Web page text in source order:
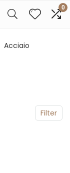
0
‎Acciaio
Filter